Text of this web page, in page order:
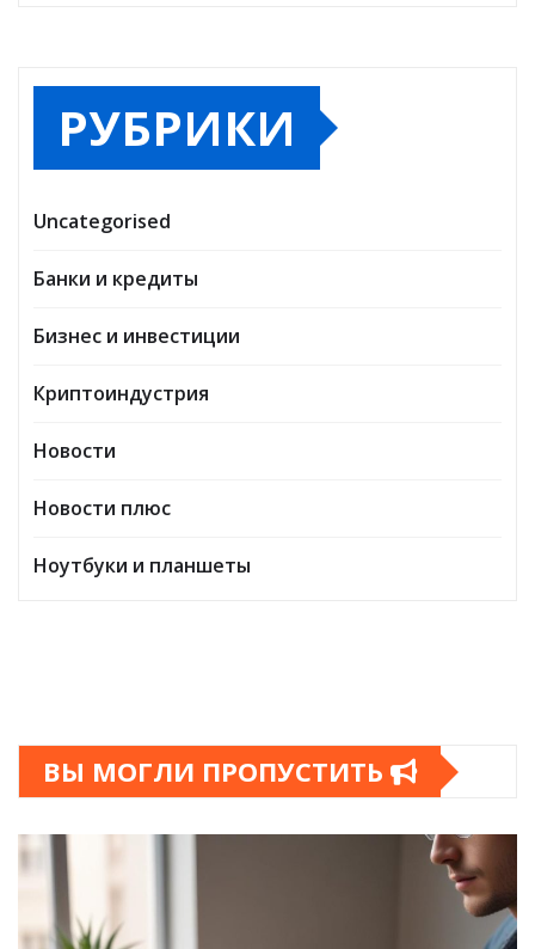
РУБРИКИ
Uncategorised
Банки и кредиты
Бизнес и инвестиции
Криптоиндустрия
Новости
Новости плюс
Ноутбуки и планшеты
ВЫ МОГЛИ ПРОПУСТИТЬ